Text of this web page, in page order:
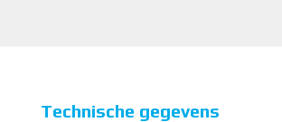
Technische gegevens